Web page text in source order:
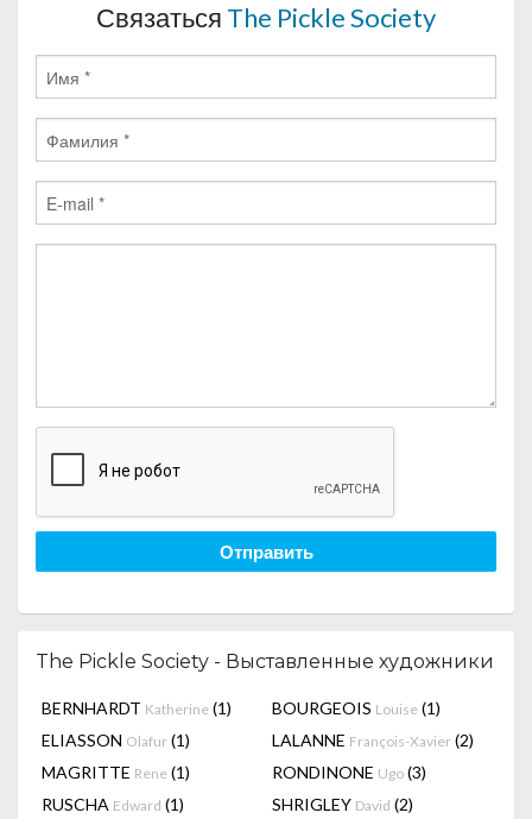
Связаться The Pickle Society
Отправить
The Pickle Society - Выставленные художники
BERNHARDT Katherine (1) BOURGEOIS Louise (1)
ELIASSON Olafur (1) LALANNE François-Xavier (2)
MAGRITTE Rene (1) RONDINONE Ugo (3)
RUSCHA Edward (1) SHRIGLEY David (2)